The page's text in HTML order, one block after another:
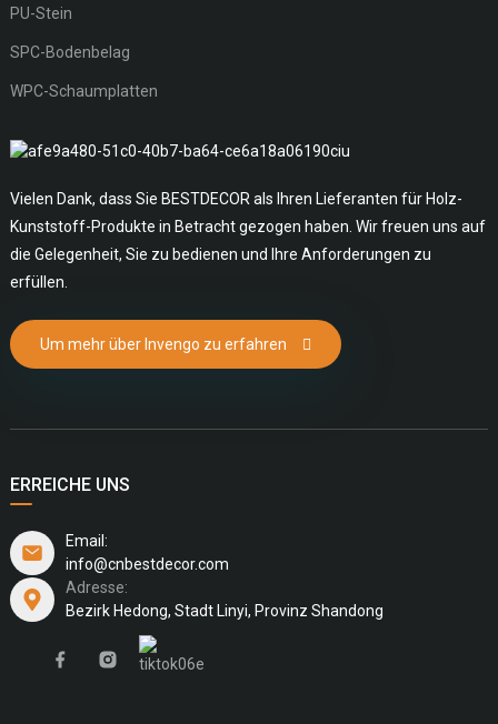
PU-Stein
SPC-Bodenbelag
WPC-Schaumplatten
Vielen Dank, dass Sie BESTDECOR als Ihren Lieferanten für Holz-
Kunststoff-Produkte in Betracht gezogen haben. Wir freuen uns auf
die Gelegenheit, Sie zu bedienen und Ihre Anforderungen zu
erfüllen.
Um mehr über Invengo zu erfahren
ERREICHE UNS
Email:
info@cnbestdecor.com
Adresse:
Bezirk Hedong, Stadt Linyi, Provinz Shandong